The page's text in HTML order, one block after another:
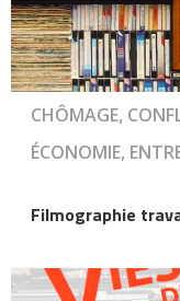
CHÔMAGE,
ÉCONOMIE,
Filmographie